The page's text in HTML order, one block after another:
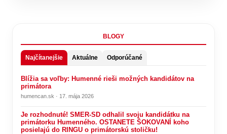
BLOGY
Najčítanejšie Aktuálne Odporúčané
Blížia sa voľby: Humenné rieši možných kandidátov na
primátora
humencan.sk · 17. mája 2026
Je rozhodnuté! SMER-SD odhalil svoju kandidátku na
primátorku Humenného. OSTANETE ŠOKOVANÍ koho
posielajú do RINGU o primátorskú stoličku!